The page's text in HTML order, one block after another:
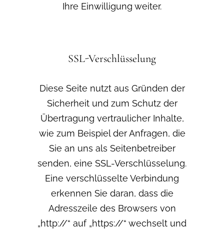
Ihre Einwilligung weiter.
SSL-Verschlüsselung
Diese Seite nutzt aus Gründen der
Sicherheit und zum Schutz der
Übertragung vertraulicher Inhalte,
wie zum Beispiel der Anfragen, die
Sie an uns als Seitenbetreiber
senden, eine SSL-Verschlüsselung.
Eine verschlüsselte Verbindung
erkennen Sie daran, dass die
Adresszeile des Browsers von
„http://“ auf „https://“ wechselt und